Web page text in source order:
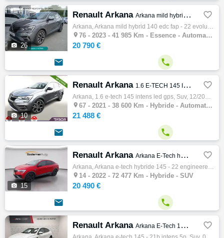
 26
Renault Arkana Arkana mild hybrid 140 EDC FAP - 22 Evolution 
Arkana, Arkana mild hybrid 140 edc fap - 22 evolution, Suv, 10/2023, 140ch, 7cv, 41985 km, 5 portes, 5 places, Essence, Boite de vitesse au…
 76 - 2023 - 41 985 Km - Essence - Automatique - SUV
20 790 €
 
 10
Renault Arkana 1.6 E-TECH 145 Intens LED GPS 
Arkana, 1.6 e-tech 145 intens led gps, Suv, 12/2021, 145ch, 38600 km, 5 portes, 5 places, Clim. auto, Hybride, Boite de vitesse automatique…
 67 - 2021 - 38 600 Km - Hybride - Automatique - SUV
21 488 €
 
 15
Renault Arkana Arkana E-Tech hybride 145 - 22 Engineered 
Arkana, Arkana e-tech hybride 145 - 22 engineered, Suv, 12/2022, 145ch, 5cv, 72477 km, 5 portes, 5 places, Clim. auto, Hybride, Régulateur …
 14 - 2022 - 72 477 Km - Hybride - SUV
20 490 €
 
Renault Arkana Arkana E-Tech 145 - 21B Intens 5p 